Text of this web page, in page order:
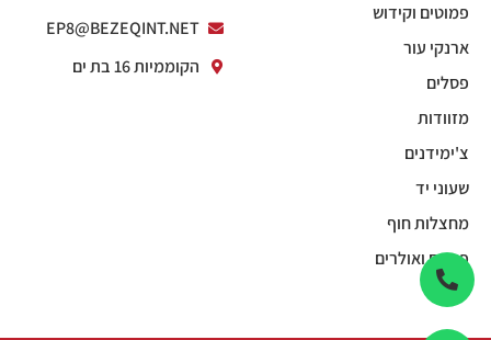
פמוטים וקידוש
ארנקי עור
פסלים
מזוודות
צ'ימידנים
שעוני יד
מחצלות חוף
פנסים ואולרים
EP8@BEZEQINT.NET
הקוממיות 16 בת ים